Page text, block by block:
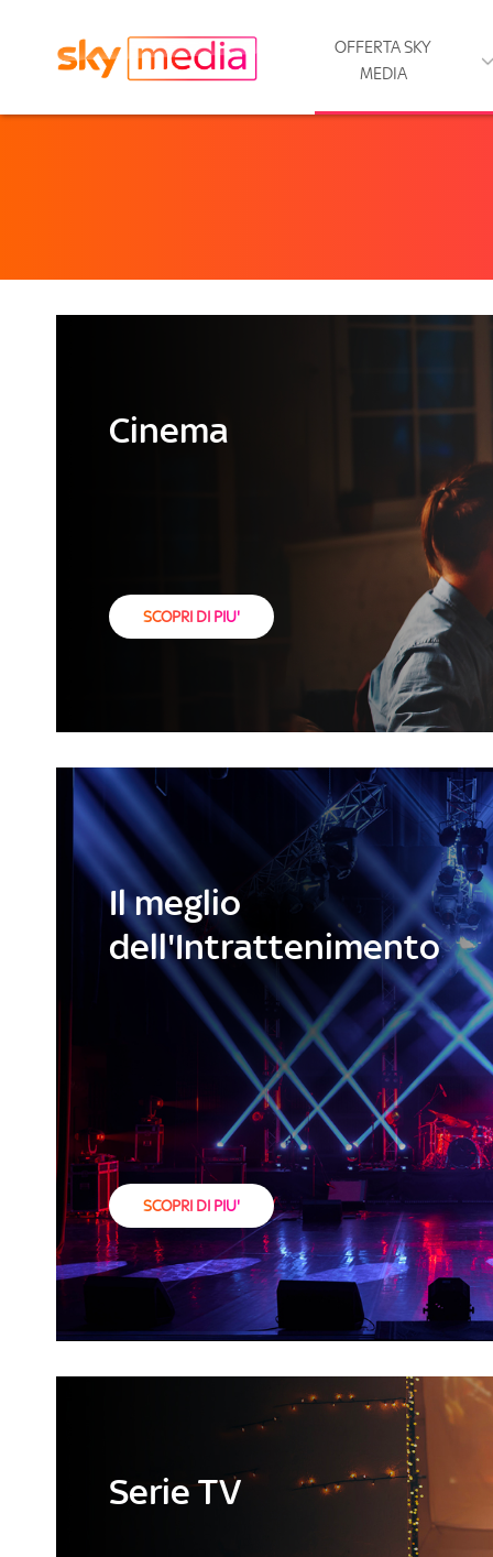
OFFERTA SKY
MEDIA
Cinema
SCOPRI DI PIU'
Il meglio
dell'Intrattenimento
SCOPRI DI PIU'
Serie TV